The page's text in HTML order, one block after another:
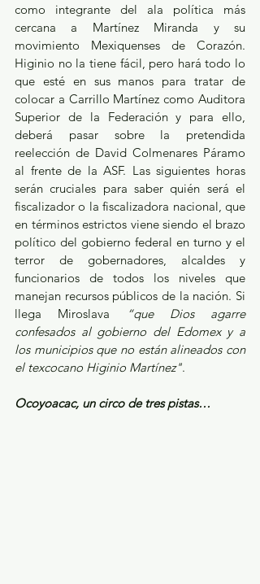
como integrante del ala política más
cercana a Martínez Miranda y su
movimiento Mexiquenses de Corazón.
Higinio no la tiene fácil, pero hará todo lo
que esté en sus manos para tratar de
colocar a Carrillo Martínez como Auditora
Superior de la Federación y para ello,
deberá pasar sobre la pretendida
reelección de David Colmenares Páramo
al frente de la ASF. Las siguientes horas
serán cruciales para saber quién será el
fiscalizador o la fiscalizadora nacional, que
en términos estrictos viene siendo el brazo
político del gobierno federal en turno y el
terror de gobernadores, alcaldes y
funcionarios de todos los niveles que
manejan recursos públicos de la nación. Si
llega Miroslava
“que Dios agarre
confesados al gobierno del Edomex y a
los municipios que no están alineados con
el texcocano Higinio Martínez".
Ocoyoacac, un circo de tres pistas…